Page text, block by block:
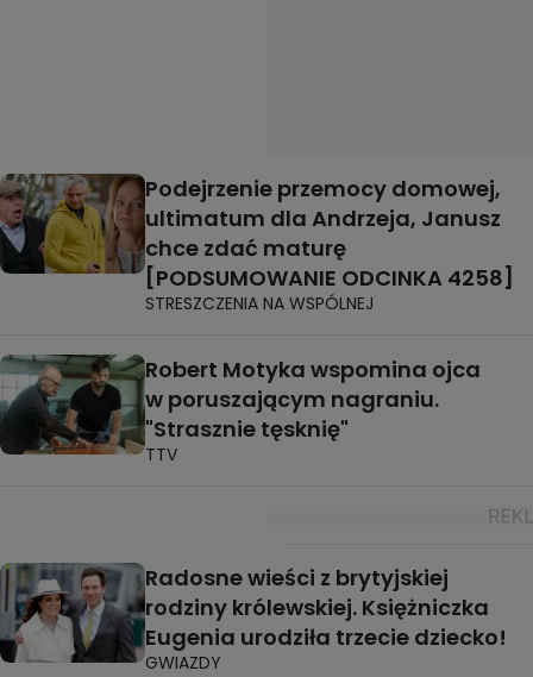
Podejrzenie przemocy domowej,
ultimatum dla Andrzeja, Janusz
chce zdać maturę
[PODSUMOWANIE ODCINKA 4258]
STRESZCZENIA NA WSPÓLNEJ
Robert Motyka wspomina ojca
w poruszającym nagraniu.
"Strasznie tęsknię"
TTV
Radosne wieści z brytyjskiej
rodziny królewskiej. Księżniczka
Eugenia urodziła trzecie dziecko!
GWIAZDY